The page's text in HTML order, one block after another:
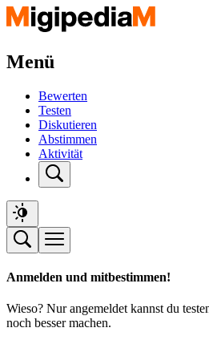
Menü
Bewerten
Testen
Diskutieren
Abstimmen
Aktivität
Anmelden und mitbestimmen!
Wieso? Nur angemeldet kannst du
noch besser machen.